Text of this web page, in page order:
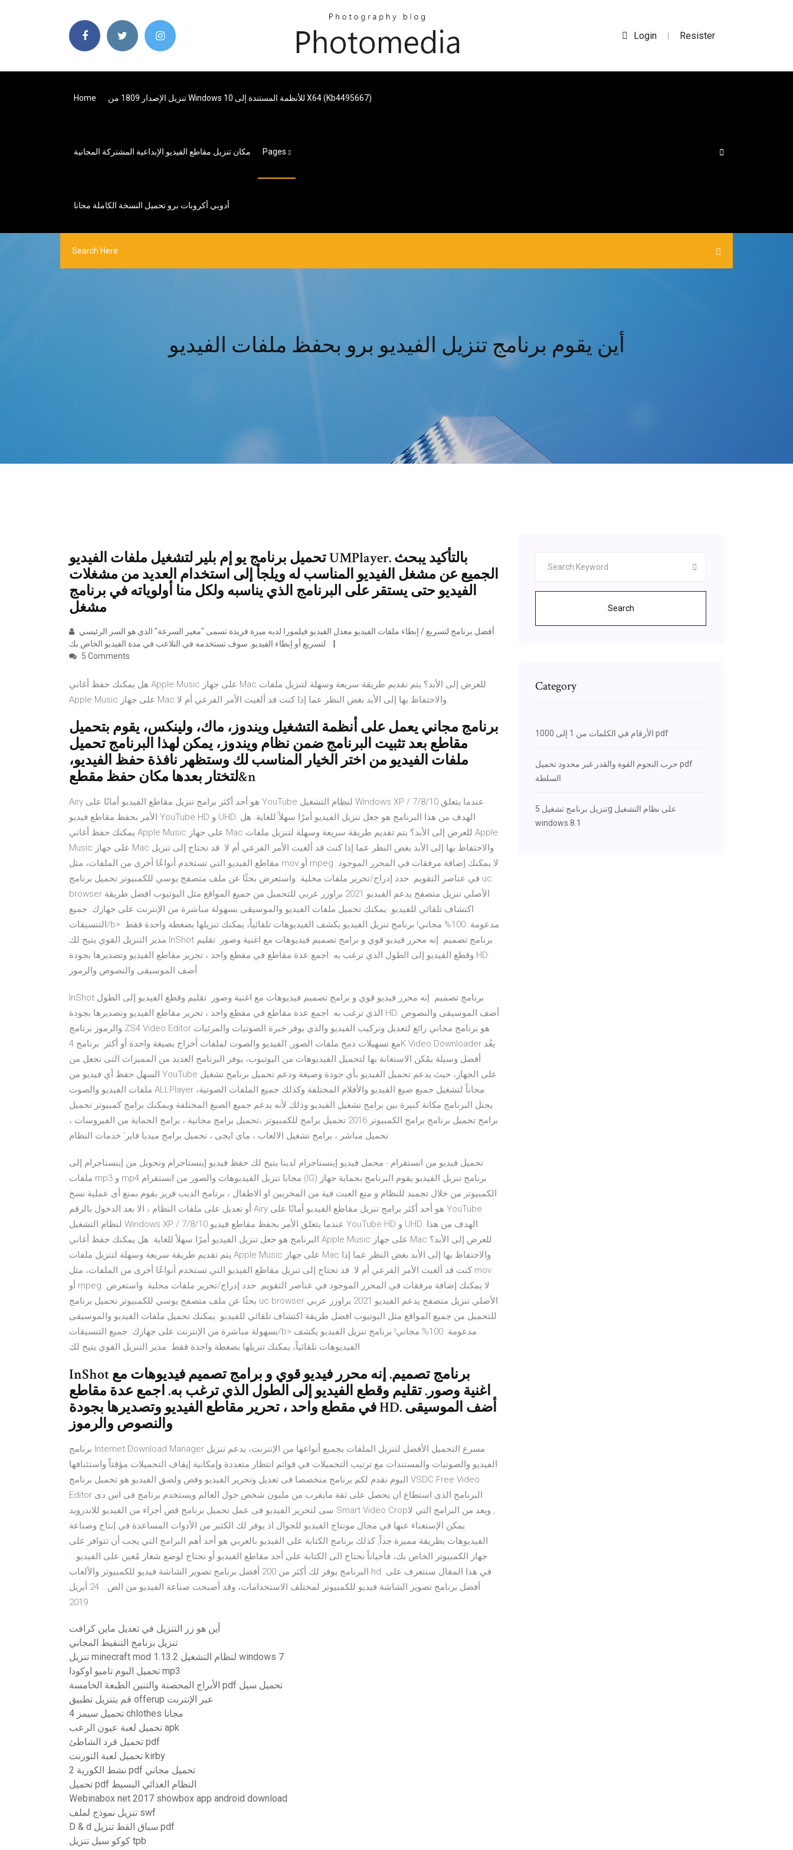
Login | Resister
Home تنزيل الإصدار 1809 من Windows 10 للأنظمة المستندة إلى X64 (kb4495667)
مكان تنزيل مقاطع الفيديو الإبداعية المشتركة المجانية Pages
أدوبي أكروبات برو تحميل النسخة الكاملة مجانا
أين يقوم برنامج تنزيل الفيديو برو بحفظ ملفات الفيديو
تحميل برنامج يو إم بلير لتشغيل ملفات الفيديو UMPlayer. بالتأكيد يبحث
الجميع عن مشغل الفيديو المناسب له ويلجأ إلى استخدام العديد من مشغلات
الفيديو حتى يستقر على البرنامج الذي يناسبه ولكل منا أولوياته في برنامج
مشغل
5 Comments
هل يمكنك حفظ أغاني Apple Music على جهاز Mac للعرض إلى الأبد؟ يتم تقديم طريقة سريعة وسهلة لتنزيل ملفات
Apple Music على جهاز Mac والاحتفاظ بها إلى الأبد بغض النظر عما إذا كنت قد ألغيت الأمر الفرعي أم لا.
برنامج مجاني يعمل على أنظمة التشغيل ويندوز، ماك، ولينكس، يقوم بتحميل
مقاطع بعد تثبيت البرنامج ضمن نظام ويندوز، يمكن لهذا البرنامج تحميل
ملفات الفيديو من اختر الخيار المناسب لك وستظهر نافذة حفظ الفيديو،
لتختار بعدها مكان حفظ مقطع&n
Airy هو أحد أكثر برامج تنزيل مقاطع الفيديو أمانًا على YouTube لنظام التشغيل Windows XP / 7/8/10 عندما يتعلق
الأمر بحفظ مقاطع فيديو YouTube HD و UHD. الهدف من هذا البرنامج هو جعل تنزيل الفيديو أمرًا سهلاً للغاية. هل
يمكنك حفظ أغاني Apple Music على جهاز Mac للعرض إلى الأبد؟ يتم تقديم طريقة سريعة وسهلة لتنزيل ملفات Apple
Music على جهاز Mac والاحتفاظ بها إلى الأبد بغض النظر عما إذا كنت قد ألغيت الأمر الفرعي أم لا. قد تحتاج إلى تنزيل
مقاطع الفيديو التي تستخدم أنواعًا أخرى من الملفات، مثل mov أو mpeg. لا يمكنك إضافة مرفقات في المحرر الموجود
في عناصر التقويم. حدد إدراج/تحرير ملفات محلية. واستعرض بحثًا عن ملف متصفح يوسي للكمبيوتر تحميل برنامج uc
browser الأصلي تنزيل متصفح يدعم الفيديو 2021 براوزر عربي للتحميل من جميع المواقع مثل اليوتيوب افضل طريقة
اكتشاف تلقائي للفيديو. يمكنك تحميل ملفات الفيديو والموسيقى بسهولة مباشرة من الإنترنت على جهازك. جميع
التنسيقات/b> مدعومة. 100% مجاني! برنامج تنزيل الفيديو يكشف الفيديوهات تلقائياً، يمكنك تنزيلها بضغطة واحدة فقط.
مدير التنزيل القوي يتيح لك InShot برنامج تصميم. إنه محرر فيديو قوي و برامج تصميم فيديوهات مع اغنية وصور. تقليم
وقطع الفيديو إلى الطول الذي ترغب به. اجمع عدة مقاطع في مقطع واحد ، تحرير مقاطع الفيديو وتصديرها بجودة HD.
أضف الموسيقى والنصوص والرموز
InShot برنامج تصميم. إنه محرر فيديو قوي و برامج تصميم فيديوهات مع اغنية وصور. تقليم وقطع الفيديو إلى الطول
الذي ترغب به. اجمع عدة مقاطع في مقطع واحد ، تحرير مقاطع الفيديو وتصديرها بجودة HD. أضف الموسيقى والنصوص
والرموز برنامج ZS4 Video Editor هو برنامج مجاني رائع لتعديل وتركيب الفيديو والذي يوفر خبرة الصوتيات والمرئيات
مع تسهيلات دمج ملفات الصور, الفيديو والصوت لملفات أخراج بصيغة واحدة أو أكثر. برنامج 4K Video Downloader يعُد
أفضل وسيلة يمُكن الاستعانة بها لتحميل الفيديوهات من اليوتيوب، يوفر البرنامج العديد من المميزات التى تجعل من
السهل حفظ أي فيديو من YouTube على الجهاز، حيث يدعم تحميل الفيديو بأي جودة وصيغة ودعم تحميل برنامج تشغيل
ملفات الفيديو والصوت ALLPlayer مجاناً لتشغيل جميع صيغ الفيديو والأفلام المختلفة وكذلك جميع الملفات الصوتية،
يحتل البرنامج مكانة كبيرة بين برامج تشغيل الفيديو وذلك لأنه يدعم جميع الصيغ المختلفة ويمكنك برامج كمبيوتر تحميل
برامج تحميل برنامج برامج الكمبيوتر 2016 تحميل برامج للكمبيوتر ،تحميل برامج مجانية ، برامج الحماية من الفيروسات ،
تحميل مباشر ، برامج تشغيل الالعاب ، ماى ايجى ، تحميل برامج ميديا فاير' ‏خدمات النظام
تحميل فيديو من انستقرام - محمل فيديو إينستاجرام لدينا يتيح لك حفظ فيديو إينستاجرام وتحويل من إينستاجرام إلى
ملفات mp3 و mp4 مجانا تنزيل الفيديوهات والصور من انستقرام (IG) برنامج تنزيل الفيديو يقوم البرنامج بحماية جهاز
الكمبيوتر من خلال تجميد للنظام و منع العبث فية من المخربين او الاطفال ، برنامج الديب فريز يقوم بمنع أى عملية نسخ
أو تعديل على ملفات النظام ، الا بعد الدخول بالرقم Airy هو أحد أكثر برامج تنزيل مقاطع الفيديو أمانًا على YouTube
لنظام التشغيل Windows XP / 7/8/10 عندما يتعلق الأمر بحفظ مقاطع فيديو YouTube HD و UHD. الهدف من هذا
البرنامج هو جعل تنزيل الفيديو أمرًا سهلاً للغاية. هل يمكنك حفظ أغاني Apple Music على جهاز Mac للعرض إلى الأبد؟
يتم تقديم طريقة سريعة وسهلة لتنزيل ملفات Apple Music على جهاز Mac والاحتفاظ بها إلى الأبد بغض النظر عما إذا
كنت قد ألغيت الأمر الفرعي أم لا. قد تحتاج إلى تنزيل مقاطع الفيديو التي تستخدم أنواعًا أخرى من الملفات، مثل mov
أو mpeg. لا يمكنك إضافة مرفقات في المحرر الموجود في عناصر التقويم. حدد إدراج/تحرير ملفات محلية. واستعرض
بحثًا عن ملف متصفح يوسي للكمبيوتر تحميل برنامج uc browser الأصلي تنزيل متصفح يدعم الفيديو 2021 براوزر عربي
للتحميل من جميع المواقع مثل اليوتيوب افضل طريقة اكتشاف تلقائي للفيديو. يمكنك تحميل ملفات الفيديو والموسيقى
بسهولة مباشرة من الإنترنت على جهازك. جميع التنسيقات/b> مدعومة. 100% مجاني! برنامج تنزيل الفيديو يكشف
الفيديوهات تلقائياً، يمكنك تنزيلها بضغطة واحدة فقط. مدير التنزيل القوي يتيح لك
InShot برنامج تصميم. إنه محرر فيديو قوي و برامج تصميم فيديوهات مع
اغنية وصور. تقليم وقطع الفيديو إلى الطول الذي ترغب به. اجمع عدة مقاطع
في مقطع واحد ، تحرير مقاطع الفيديو وتصديرها بجودة HD. أضف الموسيقى
والنصوص والرموز
برنامج Internet Download Manager مسرع التحميل الأفضل لتنزيل الملفات بجميع أنواعها من الإنترنت، يدعم تنزيل
الفيديو والصوتيات والمستندات مع ترتيب التحميلات في قوائم انتظار متعددة وإمكانية إيقاف التحميلات مؤقتاً واستئنافها
اليوم نقدم لكم برنامج متخصصا فى تعديل وتحرير الفيديو وفص ولصق الفيديو هو تحميل برنامج VSDC Free Video
Editor البرنامج الذى استطاع ان يحصل على ثقة مايقرب من مليون شخص حول العالم ويستخدم برنامج فى اس دى
سى لتحرير الفيديو فى عمل تحميل برنامج قص أجزاء من الفيديو للاندرويد Smart Video Crop‏, ويعد من البرامج التي لا
يمكن الإستغناء عنها في مجال مونتاج الفيديو للجوال.اذ يوفر لك الكثير من الأدوات المساعدة في إنتاج وصناعة
الفيديوهات بطريقة مميزة جداً, كذلك برنامج الكتابة على الفيديو بالعربي هو أحد أهم البرامج التي يجب أن تتوافر على
جهاز الكمبيوتر الخاص بك، فأحياناً نحتاج الى الكتابة على أحد مقاطع الفيديو أو نحتاج لوضع شعار مُعين على الفيديو. .
البرنامج يوفر لك أكثر من 200 أفضل برنامج تصوير الشاشة فيديو للكمبيوتر والألعاب hd. في هذا المقال سنتعرف على
أفضل برنامج تصوير الشاشة فيديو للكمبيوتر لمختلف الاستخدامات، وقد أصبحت صناعة الفيديو من الص… 24 أبريل
2019
أين هو زر التنزيل في تعديل ماين كرافت
تنزيل برنامج التنقيط المجاني
تنزيل minecraft mod 1.13.2 لنظام التشغيل windows 7
تحميل البوم تاميو اوكودا mp3
الأبراج المحصنة والتنين الطبعة الخامسة pdf تحميل سيل
قم بتنزيل تطبيق offerup عبر الإنترنت
تحميل سيمز 4 chlothes مجانا
تحميل لعبة عيون الرعب apk
تحميل قرد الشاطئ pdf
تحميل لعبة التورنت kirby
نشط الكورية 2 pdf تحميل مجاني
تحميل pdf النظام الغذائي البسيط
Webinabox net 2017 showbox app android download
تنزيل نموذج لملف swf
D & d سباق القط تنزيل pdf
كوكو سيل تنزيل tpb
Search
Category
الأرقام في الكلمات من 1 إلى 1000 pdf
حرب النجوم القوة والقدر غير محدود تحميل pdf
السلطة
تنزيل برنامج تشغيل 5g على نظام التشغيل
windows 8.1